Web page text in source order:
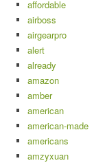
affordable
airboss
airgearpro
alert
already
amazon
amber
american
american-made
americans
amzyxuan